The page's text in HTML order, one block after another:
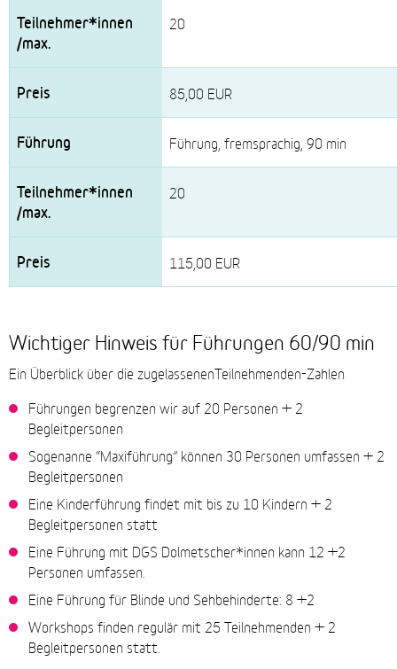
20
85,00 EUR
Führung, fremsprachig, 90 min
20
115,00 EUR
Wichtiger Hinweis für Führungen 60/90 min
Ein Überblick über die zugelassenenTeilnehmenden-Zahlen
Führungen begrenzen wir auf 20 Personen + 2
Begleitpersonen
Sogenanne “Maxiführung” können 30 Personen umfassen + 2
Begleitpersonen
Eine Kinderführung findet mit bis zu 10 Kindern + 2
Begleitpersonen statt
Eine Führung mit DGS Dolmetscher*innen kann 12 +2
Personen umfassen.
Eine Führung für Blinde und Sehbehinderte: 8 +2
Workshops finden regulär mit 25 Teilnehmenden + 2
Begleitpersonen statt.